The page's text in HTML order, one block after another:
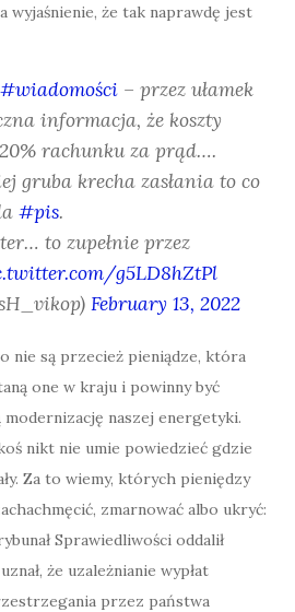
wyjaśnienie, że tak naprawdę jest
#wiadomości – przez ułamek
informacja, że koszty
rachunku za prąd….
gruba krecha zasłania to co
#pis.
to zupełnie przez
g5LD8hZtPl
February 13, 2022
nie są przecież pieniądze, która
one w kraju i powinny być
modernizację naszej energetyki.
nikt nie umie powiedzieć gdzie
Za to wiemy, których pieniędzy
zmarnować albo ukryć:
Sprawiedliwości oddalił
że uzależnianie wypłat
przez państwa